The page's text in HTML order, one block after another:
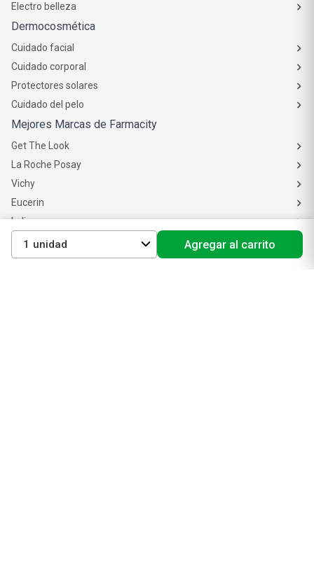
1 Agregar al carrito
Electro belleza
Dermocosmética
Cuidado facial
Cuidado corporal
Protectores solares
Cuidado del pelo
Mejores Marcas de Farmacity
Get The Look
La Roche Posay
Vichy
Eucerin
Isdin
Productos de Salud y Farmacia